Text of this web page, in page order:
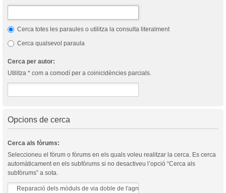
Cerca totes les paraules o utilitza la consulta literalment
Cerca qualsevol paraula
Cerca per autor:
Utilitza * com a comodí per a coinicidències parcials.
Opcions de cerca
Cerca als fòrums:
Seleccioneu el fòrum o fòrums en els quals voleu realitzar la cerca. Es cerca
automàticament en els subfòrums si no desactiveu l’opció “Cerca als
subfòrums” a sota.